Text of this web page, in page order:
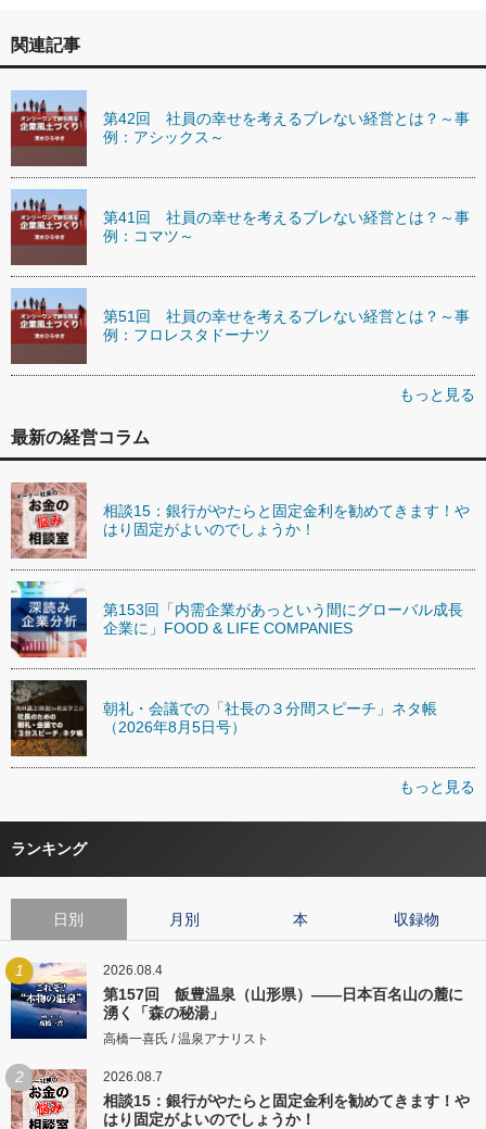
関連記事
第42回 社員の幸せを考えるブレない経営とは？～事
例：アシックス～
第41回 社員の幸せを考えるブレない経営とは？～事
例：コマツ～
第51回 社員の幸せを考えるブレない経営とは？～事
例：フロレスタドーナツ
もっと見る
最新の経営コラム
相談15：銀行がやたらと固定金利を勧めてきます！や
はり固定がよいのでしょうか！
第153回「内需企業があっという間にグローバル成長
企業に」FOOD & LIFE COMPANIES
朝礼・会議での「社長の３分間スピーチ」ネタ帳
（2026年8月5日号）
もっと見る
ランキング
日別 月別 本 収録物
1 2026.08.4
第157回 飯豊温泉（山形県）――日本百名山の麓に
湧く「森の秘湯」
高橋一喜氏 / 温泉アナリスト
2 2026.08.7
相談15：銀行がやたらと固定金利を勧めてきます！や
はり固定がよいのでしょうか！